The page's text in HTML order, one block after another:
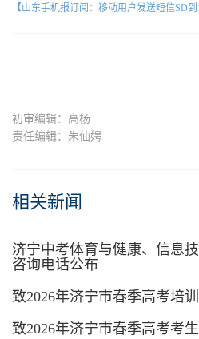
【山东手机报订阅：移动用户发送短信SD到
初审编辑：高杨
责任编辑：朱仙娉
相关新闻
济宁中考体育与健康、信息
咨询电话公布
致2026年济宁市春季高考培
致2026年济宁市春季高考考